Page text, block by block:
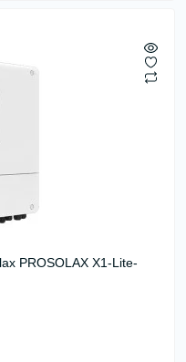
PROSOLAX X1-Lite-